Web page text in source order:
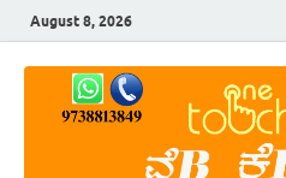
August 8, 2026